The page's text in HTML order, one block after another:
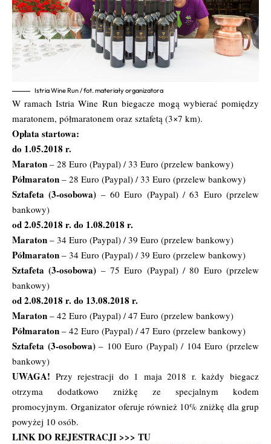
Istria Wine Run / fot. materiały organizatora
W ramach Istria Wine Run biegacze mogą wybierać pomiędzy
maratonem, półmaratonem oraz sztafetą (3×7 km).
Opłata startowa:
do 1.05.2018 r.
Maraton – 28 Euro (Paypal) / 33 Euro (przelew bankowy)
Półmaraton – 28 Euro (Paypal) / 33 Euro (przelew bankowy)
Sztafeta (3-osobowa) – 60 Euro (Paypal) / 63 Euro (przelew
bankowy)
od 2.05.2018 r. do 1.08.2018 r.
Maraton – 34 Euro (Paypal) / 39 Euro (przelew bankowy)
Półmaraton – 34 Euro (Paypal) / 39 Euro (przelew bankowy)
Sztafeta (3-osobowa) – 75 Euro (Paypal) / 80 Euro (przelew
bankowy)
od 2.08.2018 r. do 13.08.2018 r.
Maraton – 42 Euro (Paypal) / 47 Euro (przelew bankowy)
Półmaraton – 42 Euro (Paypal) / 47 Euro (przelew bankowy)
Sztafeta (3-osobowa)– 100 Euro (Paypal) / 104 Euro (przelew
bankowy)
UWAGA! Przy rejestracji do 1 maja 2018 r. każdy biegacz
otrzyma dodatkowo zniżkę ze specjalnym kodem
promocyjnym. Organizator oferuje również 10% zniżkę dla grup
powyżej 10 osób.
LINK DO REJESTRACJI >>> TU